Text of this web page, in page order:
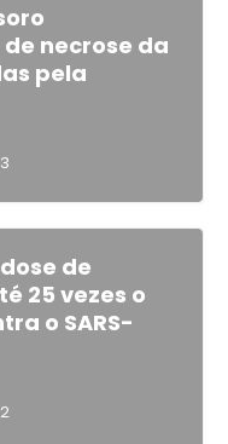
necrose da
pela
de
25 vezes o
o SARS-